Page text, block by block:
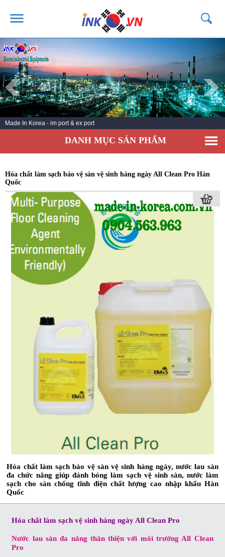
TRANG CHỦ
GIỚI THIỆU
SẢN PHẨM
DỊCH VỤ
TIN TỨC
KHÁCH HÀNG
Made In Korea - im port & ex port
DANH MỤC SẢN PHẨM
Hóa chất làm sạch bảo vệ sàn vệ sinh hàng ngày All Clean Pro Hàn
Quốc
Hóa chất làm sạch bảo vệ sàn vệ sinh hàng ngày, nước lau sàn
đa chức năng giúp đánh bóng làm sạch vệ sinh sàn, nước làm
sạch cho sàn chống tĩnh điện chất lượng cao nhập khẩu Hàn
Quốc
Hóa chất làm sạch vệ sinh hàng ngày All Clean Pro
Nước lau sàn đa năng thân thiện với môi trường All Clean
Pro